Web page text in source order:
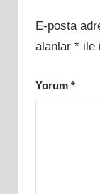
E-posta
alanlar *ile
Yorum *